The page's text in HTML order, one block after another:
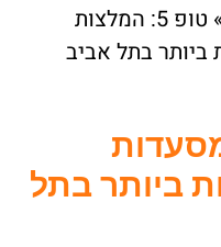
טופ 5: המלצות
בתל אביב
ביותר בתל